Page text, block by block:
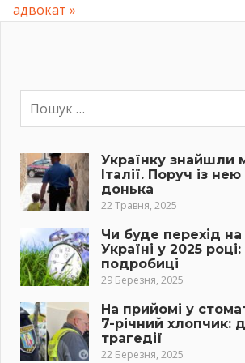
Post:
адвокат
Українку знайшли
Італії. Поруч із нею
донька
22 Травня, 2025
Чи буде перехід на
Україні у 2025 році:
подробиці
29 Березня, 2025
На прийомі у
7-річний хлопчик:
трагедії
22 Березня, 2025